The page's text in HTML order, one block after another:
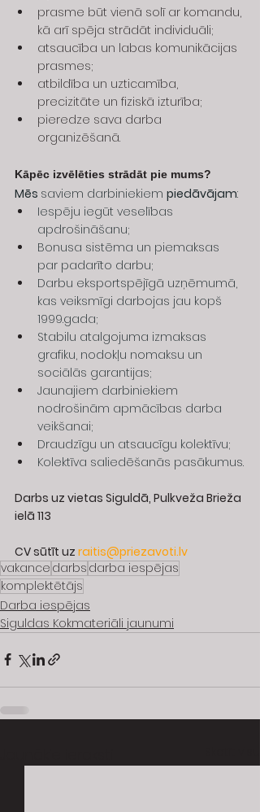
prasme būt vienā solī ar komandu,
kā arī spēja strādāt individuāli;
atsaucība un labas komunikācijas
prasmes;
atbildība un uzticamība,
precizitāte un fiziskā izturība;
pieredze sava darba
organizēšanā.
Kāpēc izvēlēties strādāt pie mums?
Mēs saviem darbiniekiem piedāvājam:
Iespēju iegūt veselības
apdrošināšanu;
Bonusa sistēma un piemaksas
par padarīto darbu;
Darbu eksportspējīgā uzņēmumā,
kas veiksmīgi darbojas jau kopš
1999.gada;
Stabilu atalgojuma izmaksas
grafiku, nodokļu nomaksu un
sociālās garantijas;
Jaunajiem darbiniekiem
nodrošinām apmācības darba
veikšanai;
Draudzīgu un atsaucīgu kolektīvu;
Kolektīva saliedēšanās pasākumus.
Darbs uz vietas Siguldā, Pulkveža Brieža
ielā 113
CV sūtīt uz raitis@priezavoti.lv
vakance darbs darba iespējas
komplektētājs
Darba iespējas
Siguldas Kokmateriāli jaunumi